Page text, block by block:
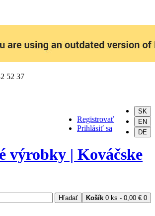
52 37
SK
EN
DE
Registrovať
Prihlásiť sa
Košík 0 ks - 0,00 € 0
Hľadať